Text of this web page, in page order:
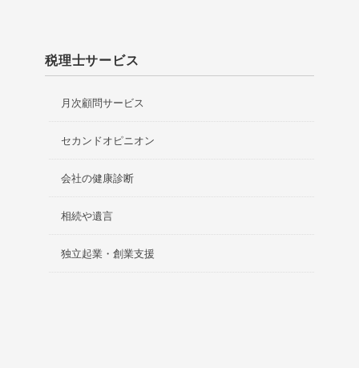
税理士サービス
月次顧問サービス
セカンドオピニオン
会社の健康診断
相続や遺言
独立起業・創業支援